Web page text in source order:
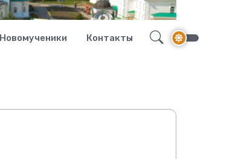
Новомученики Контакты